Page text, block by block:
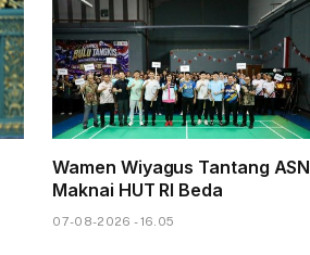
Wamen Wiyagus Tantang ASN
Maknai HUT RI Beda
07-08-2026 - 16.05